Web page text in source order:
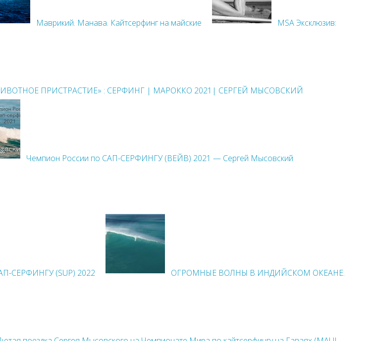
Маврикий. Манава. Кайтсерфинг на майские MSA Эксклюзив:
ПРИСТРАСТИЕ» : СЕРФИНГ | МАРОККО 2021| СЕРГЕЙ МЫСОВСКИЙ
Чемпион России по САП-СЕРФИНГУ (ВЕЙВ) 2021 — Сергей Мысовский
CЕРФИНГУ (SUP) 2022 ОГРОМНЫЕ ВОЛНЫ В ИНДИЙСКОМ ОКЕАНЕ.